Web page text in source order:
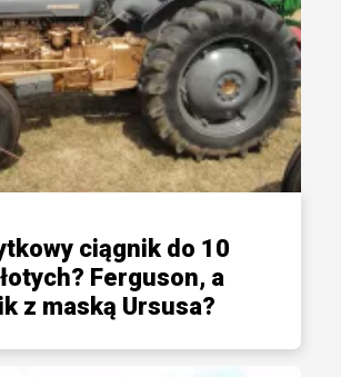
ciągnik do 10
Ferguson, a
z maską Ursusa?